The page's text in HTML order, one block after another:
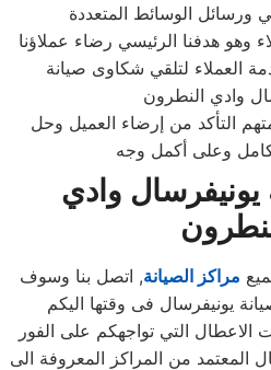
ورسائل الوسائط المتعددة
وهو هدفنا الرئيسي رضاء عملاؤنا
العملاء لتلقي شكاوى صيانة
وادي النطرون
التأكد من إرضاء العميل وحل
وعلى أكمل وجه
يونيفرسال وادي
مراكز الصيانة, اتصل بنا وسوف
يونيفرسال فى وقتها اليكم
الاعطال التي تواجهكم على الفور
المعتمد من المراكز المعروفة الى